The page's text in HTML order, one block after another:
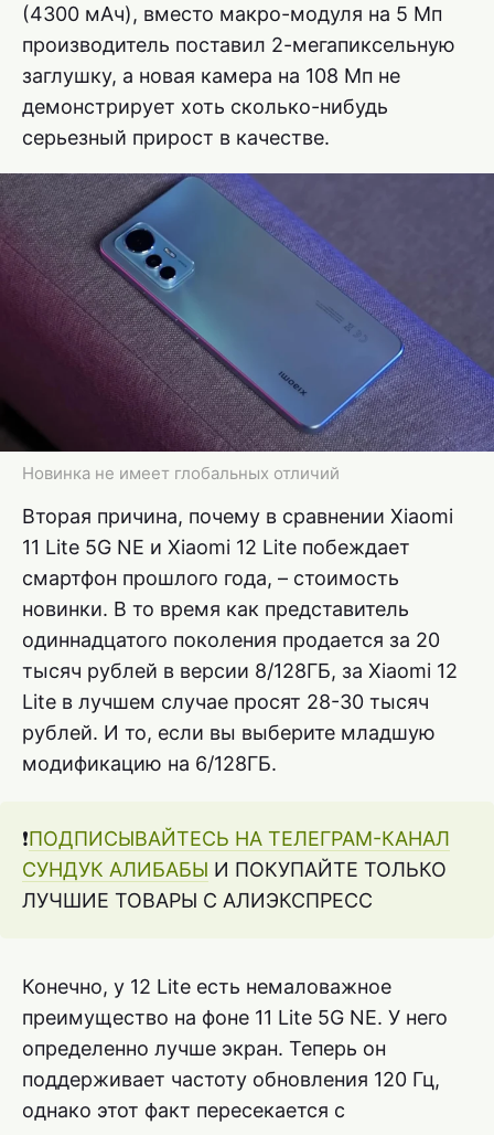
(4300 мАч), вместо макро-модуля на 5 Мп
производитель поставил 2-мегапиксельную
заглушку, а новая камера на 108 Мп не
демонстрирует хоть сколько-нибудь
серьезный прирост в качестве.
Новинка не имеет глобальных отличий
Вторая причина, почему в сравнении Xiaomi
11 Lite 5G NE и Xiaomi 12 Lite побеждает
смартфон прошлого года, – стоимость
новинки. В то время как представитель
одиннадцатого поколения продается за 20
тысяч рублей в версии 8/128ГБ, за Xiaomi 12
Lite в лучшем случае просят 28-30 тысяч
рублей. И то, если вы выберите младшую
модификацию на 6/128ГБ.
❗️ПОДПИСЫВАЙТЕСЬ НА ТЕЛЕГРАМ-КАНАЛ
СУНДУК АЛИБАБЫ И ПОКУПАЙТЕ ТОЛЬКО
ЛУЧШИЕ ТОВАРЫ С АЛИЭКСПРЕСС
Конечно, у 12 Lite есть немаловажное
преимущество на фоне 11 Lite 5G NE. У него
определенно лучше экран. Теперь он
поддерживает частоту обновления 120 Гц,
однако этот факт пересекается с